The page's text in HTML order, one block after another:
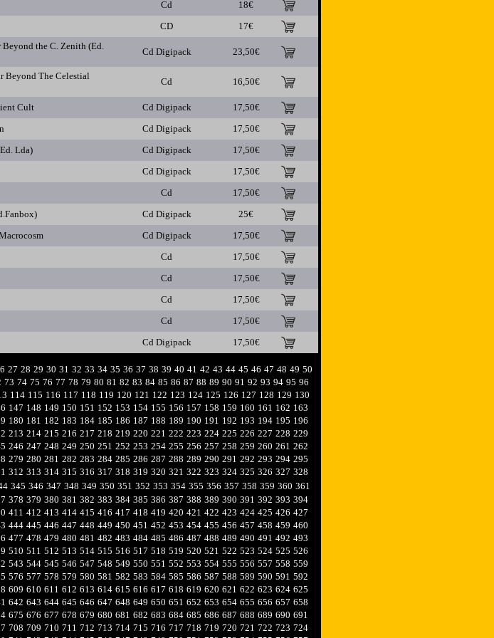
Cd
18€
CD 17€
Beyond the C. Zenith (Ed.
Cd Digipack 23,50€
Beyond The Celestial
Cd 16,50€
Cult Cd Digipack
17,50€
Cd Digipack
17,50€
Lda) Cd Digipack
17,50€
Cd Digipack
17,50€
Cd
17,50€
Cd Digipack
25€
Cd Digipack
17,50€
Cd
17,50€
Cd
17,50€
Cd
17,50€
Cd
17,50€
Cd Digipack 17,50€
27 28 29 30 31 32 33 34 35 36 37 38 39 40 41 42 43 44 45 46 47 48 49 50
73 74 75 76 77 78 79 80 81 82 83 84 85 86 87 88 89 90 91 92 93 94 95 96
114 115 116 117 118 119 120 121 122 123 124 125 126 127 128 129 130
147 148 149 150 151 152 153 154 155 156 157 158 159 160 161 162 163
180 181 182 183 184 185 186 187 188 189 190 191 192 193 194 195 196
213 214 215 216 217 218 219 220 221 222 223 224 225 226 227 228 229
246 247 248 249 250 251 252 253 254 255 256 257 258 259 260 261 262
279 280 281 282 283 284 285 286 287 288 289 290 291 292 293 294 295
312 313 314 315 316 317 318 319 320 321 322 323 324 325 326 327 328
345 346 347 348 349 350 351 352 353 354 355 356 357 358 359 360 361
378 379 380 381 382 383 384 385 386 387 388 389 390 391 392 393 394
411 412 413 414 415 416 417 418 419 420 421 422 423 424 425 426 427
444 445 446 447 448 449 450 451 452 453 454 455 456 457 458 459 460
477 478 479 480 481 482 483 484 485 486 487 488 489 490 491 492 493
510 511 512 513 514 515 516 517 518 519 520 521 522 523 524 525 526
543 544 545 546 547 548 549 550 551 552 553 554 555 556 557 558 559
576 577 578 579 580 581 582 583 584 585 586 587 588 589 590 591 592
609 610 611 612 613 614 615 616 617 618 619 620 621 622 623 624 625
642 643 644 645 646 647 648 649 650 651 652 653 654 655 656 657 658
675 676 677 678 679 680 681 682 683 684 685 686 687 688 689 690 691
708 709 710 711 712 713 714 715 716 717 718 719 720 721 722 723 724